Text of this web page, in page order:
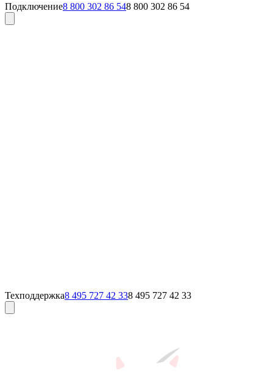
Подключение8 800 302 86 548 800 302 86 54
Техподдержка8 495 727 42 338 495 727 42 33